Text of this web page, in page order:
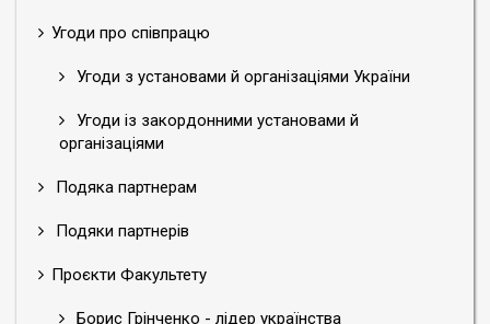
Угоди про співпрацю
Угоди з установами й організаціями України
Угоди із закордонними установами й
організаціями
Подяка партнерам
Подяки партнерів
Проєкти Факультету
Борис Грінченко - лідер українства